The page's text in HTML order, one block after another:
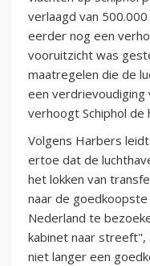
verlaagd van
eerder nog een
vooruitzicht was
maatregelen die de
een verdrievoudiging
verhoogt Schiphol de
Volgens Harbers
ertoe dat de
het lokken van
naar de
Nederland te
kabinet naar streeft",
niet langer een